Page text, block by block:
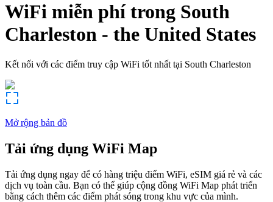
WiFi miễn phí trong South
Charleston - the United States
Kết nối với các điểm truy cập WiFi tốt nhất tại South Charleston
Mở rộng bản đồ
Tải ứng dụng WiFi Map
Tải ứng dụng ngay để có hàng triệu điểm WiFi, eSIM giá rẻ và các
dịch vụ toàn cầu. Bạn có thể giúp cộng đồng WiFi Map phát triển
bằng cách thêm các điểm phát sóng trong khu vực của mình.